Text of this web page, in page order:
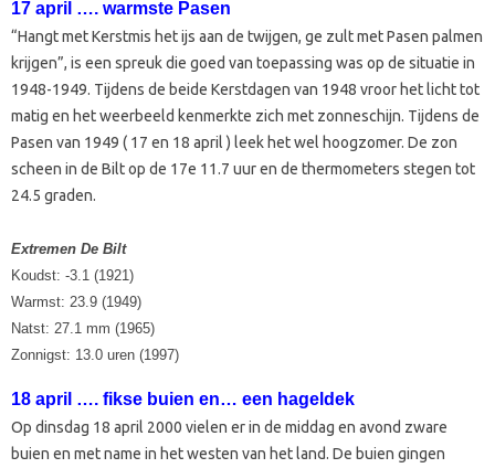
17 april …. warmste Pasen
“Hangt met Kerstmis het ijs aan de twijgen, ge zult met Pasen palmen
krijgen”, is een spreuk die goed van toepassing was op de situatie in
1948-1949. Tijdens de beide Kerstdagen van 1948 vroor het licht tot
matig en het weerbeeld kenmerkte zich met zonneschijn. Tijdens de
Pasen van 1949 ( 17 en 18 april ) leek het wel hoogzomer. De zon
scheen in de Bilt op de 17e 11.7 uur en de thermometers stegen tot
24.5 graden.
Extremen De Bilt
Koudst: -3.1 (1921)
Warmst: 23.9 (1949)
Natst: 27.1 mm (1965)
Zonnigst: 13.0 uren (1997)
18 april …. fikse buien en… een hageldek
Op dinsdag 18 april 2000 vielen er in de middag en avond zware
buien en met name in het westen van het land. De buien gingen